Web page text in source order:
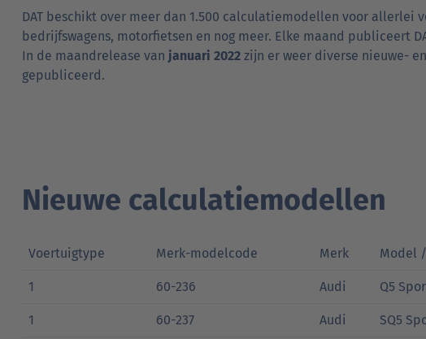
DAT beschikt over meer dan 1.500 calculatiemodellen voor allerlei
bedrijfswagens, motorfietsen en nog meer. Elke maand publiceert
In de maandrelease van januari 2022 zijn er weer diverse nieuwe-
gepubliceerd.
Nieuwe calculatiemodellen
Voertuigtype Merk-modelcode Merk Model
1 60-236 Audi Q5
1 60-237 Audi SQ5